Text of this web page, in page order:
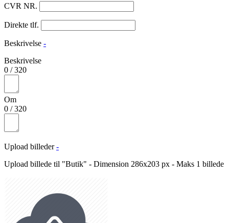
CVR NR.
Direkte tlf.
Beskrivelse -
Beskrivelse
0 /320
Om
0 /320
Upload billeder -
Upload billede til "Butik" - Dimension 286x203 px - Maks 1 billede